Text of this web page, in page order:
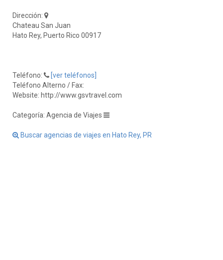
Dirección:
Chateau San Juan
Hato Rey, Puerto Rico 00917
Teléfono:
[ver teléfonos]
Teléfono Alterno / Fax:
Website: http://www.gsvtravel.com
Categoría: Agencia de Viajes
Buscar agencias de viajes en Hato Rey, PR